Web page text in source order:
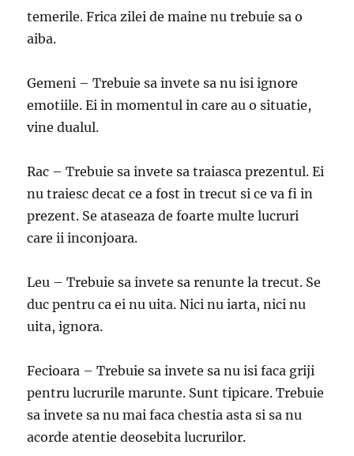
temerile. Frica zilei de maine nu trebuie sa o
aiba.
Gemeni – Trebuie sa invete sa nu isi ignore
emotiile. Ei in momentul in care au o situatie,
vine dualul.
Rac – Trebuie sa invete sa traiasca prezentul. Ei
nu traiesc decat ce a fost in trecut si ce va fi in
prezent. Se ataseaza de foarte multe lucruri
care ii inconjoara.
Leu – Trebuie sa invete sa renunte la trecut. Se
duc pentru ca ei nu uita. Nici nu iarta, nici nu
uita, ignora.
Fecioara – Trebuie sa invete sa nu isi faca griji
pentru lucrurile marunte. Sunt tipicare. Trebuie
sa invete sa nu mai faca chestia asta si sa nu
acorde atentie deosebita lucrurilor.